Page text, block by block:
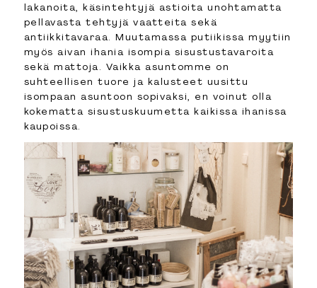
lakanoita, käsintehtyjä astioita unohtamatta
pellavasta tehtyjä vaatteita sekä
antiikkitavaraa. Muutamassa putiikissa myytiin
myös aivan ihania isompia sisustustavaroita
sekä mattoja. Vaikka asuntomme on
suhteellisen tuore ja kalusteet uusittu
isompaan asuntoon sopivaksi, en voinut olla
kokematta sisustuskuumetta kaikissa ihanissa
kaupoissa.